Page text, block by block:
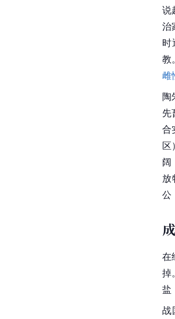
说
治
时
教
雌
陶
先
合
区
阔
放
公
在
掉
盐
战